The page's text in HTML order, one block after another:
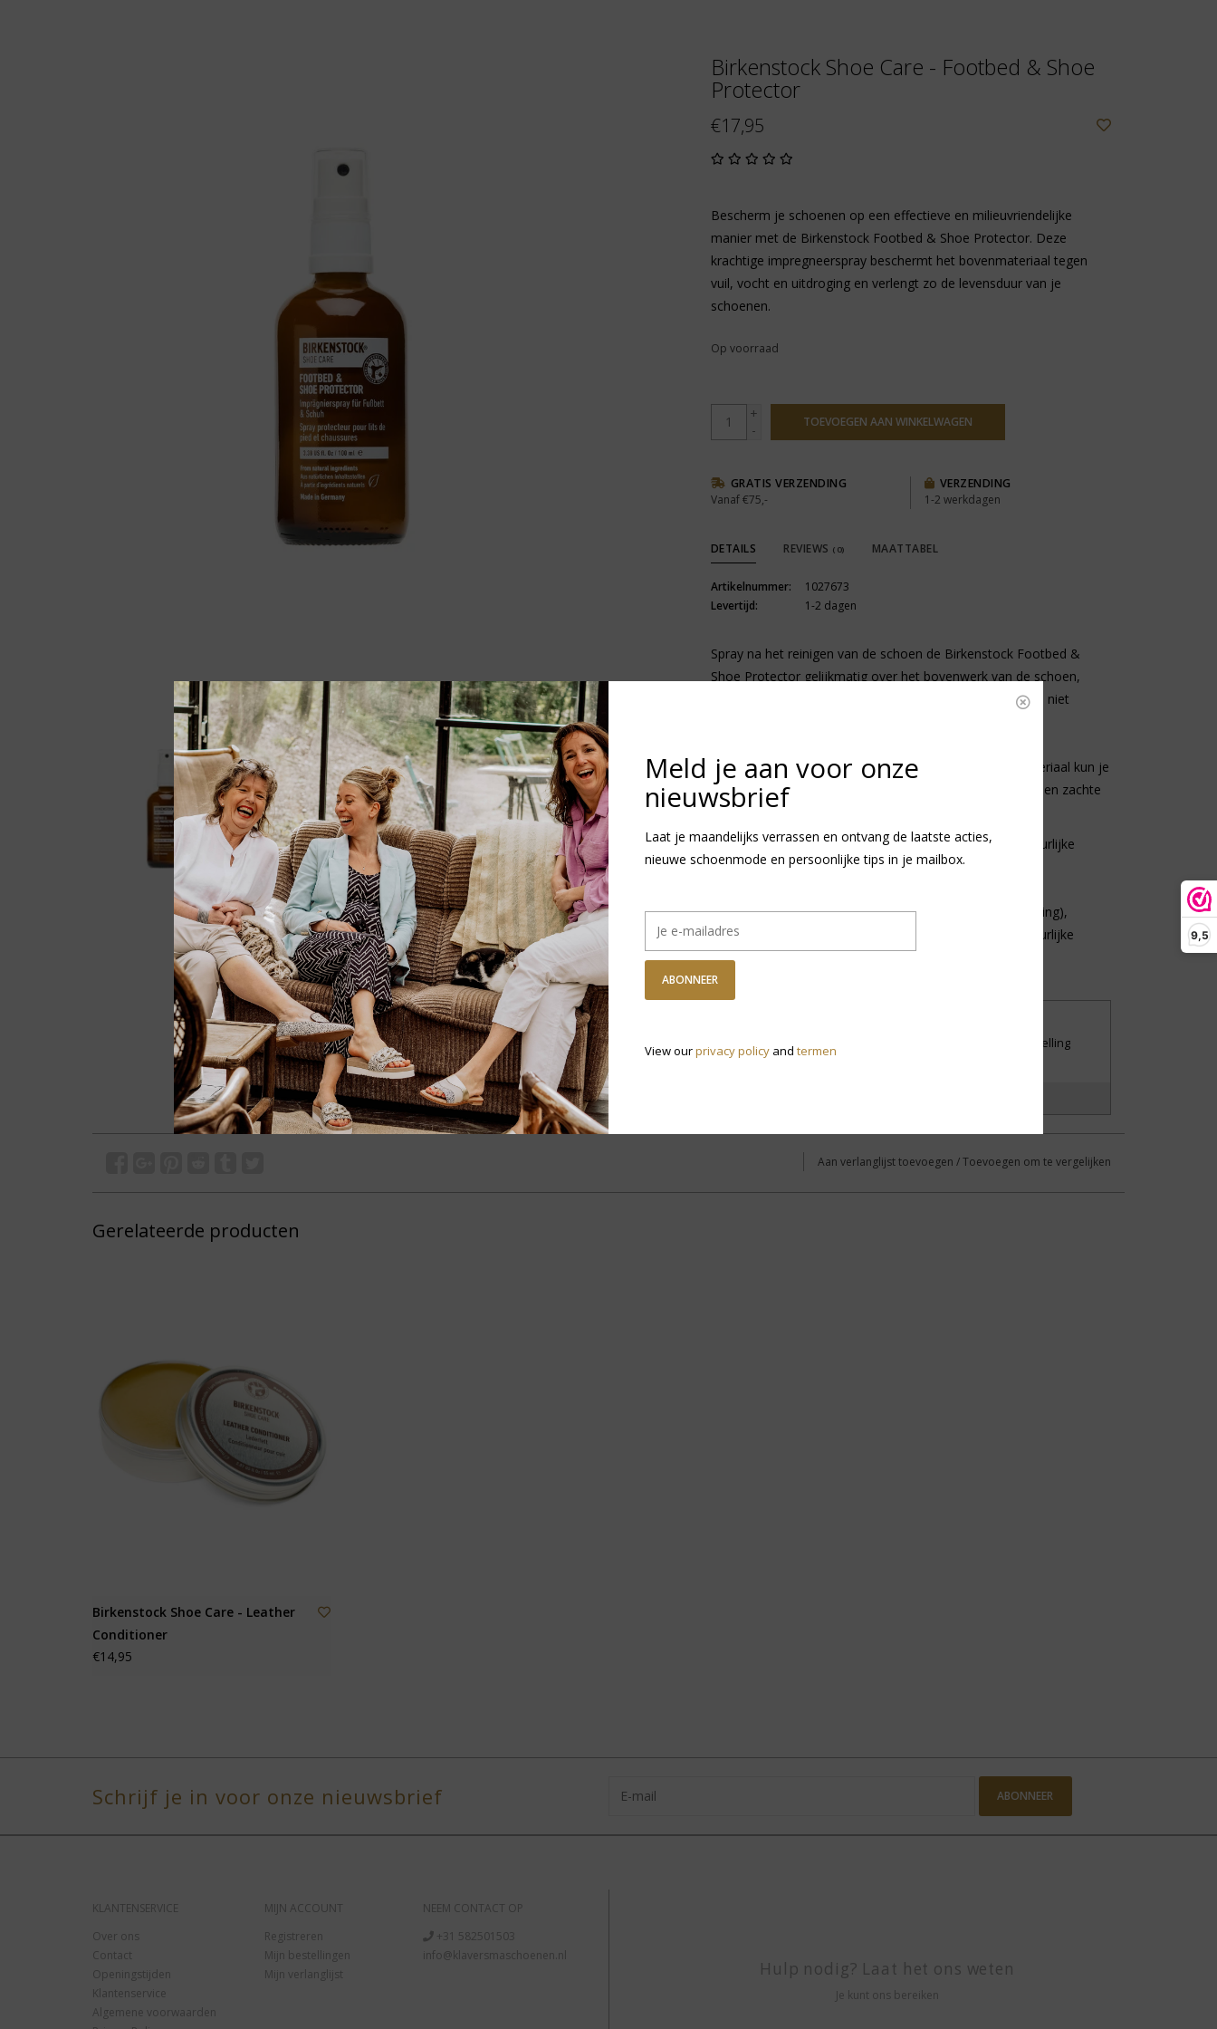
9,5
Birkenstock Shoe Care - Footbed & Shoe
Protector
€17,95
Bescherm je schoenen op een effectieve en milieuvriendelijke
manier met de Birkenstock Footbed & Shoe Protector. Deze
krachtige impregneerspray beschermt het bovenmateriaal tegen
vuil, vocht en uitdroging en verlengt zo de levensduur van je
schoenen.
Op voorraad
+
-
TOEVOEGEN AAN WINKELWAGEN
GRATIS VERZENDING
Vanaf €75,-
VERZENDING
1-2 werkdagen
DETAILS REVIEWS (0) MAATTABEL
Artikelnummer:
1027673
Levertijd:
1-2 dagen
Spray na het reinigen van de schoen de Birkenstock Footbed &
Shoe Protector gelijkmatig over het bovenwerk van de schoen,
vanaf een afstand van +/- 20–30 cm. Maak het materiaal niet
Laat de schoenen goed drogen. Afhankelijk van het materiaal kun je
het leer daarna voorzichtig opruwen of oppoetsen met een zachte
borstel.
Deze spray is samengesteld uit zorgvuldig gekozen natuurlijke
bestanddelen:
water (basis), plantaardige stearine (beschermende werking),
Lanoline (voedt en verzorgt), Sinaasappelterpenen (natuurlijke
reiniging) en Jojobaolie (voedend & verzachtend).
Niet tevreden met je aankoop? Stuur je bestelling
vandaag nog retour.
Aan verlanglijst toevoegen /Toevoegen om te vergelijken
Gerelateerde producten
Birkenstock Shoe Care - Leather
Conditioner
€14,95
Schrijf je in voor onze nieuwsbrief ABONNEER
KLANTENSERVICE
Over ons
Contact
Openingstijden
Klantenservice
Algemene voorwaarden
MIJN ACCOUNT
Registreren
Mijn bestellingen
Mijn verlanglijst
NEEM CONTACT OP
+31 582501503
info@klaversmaschoenen.nl
Hulp nodig? Laat het ons weten
Je kunt ons bereiken
Meld je aan voor onze
nieuwsbrief
Laat je maandelijks verrassen en ontvang de laatste acties,
nieuwe schoenmode en persoonlijke tips in je mailbox.
ABONNEER
View ourprivacy policy and termen